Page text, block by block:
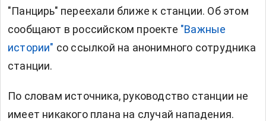
"Панцирь" переехали ближе к станции. Об этом
сообщают в российском проекте "Важные
истории" со ссылкой на анонимного сотрудника
станции.
По словам источника, руководство станции не
имеет никакого плана на случай нападения.